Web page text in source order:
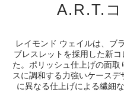
A.R.T.
レイモンド ウェイルは、ブ
ブレスレットを採用した新
た。ポリッシュ仕上げの面
スに調和する力強いケース
に異なる仕上げによる繊細